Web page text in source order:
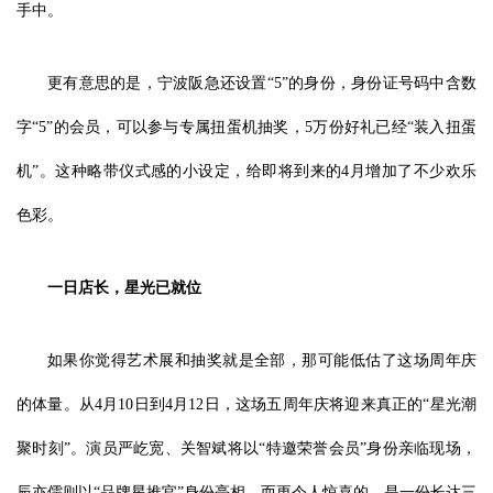
手中。
更有意思的是，宁波阪急还设置“5”的身份，身份证号码中含数
字“5”的会员，可以参与专属扭蛋机抽奖，5万份好礼已经“装入扭蛋
机”。这种略带仪式感的小设定，给即将到来的4月增加了不少欢乐
色彩。
一日店长 ， 星光已就位
如果你觉得艺术展和抽奖就是全部，那可能低估了这场周年庆
的体量。从4月10日到4月12日，这场五周年庆将迎来真正的“星光潮
聚时刻”。演员严屹宽、关智斌将以“特邀荣誉会员”身份亲临现场，